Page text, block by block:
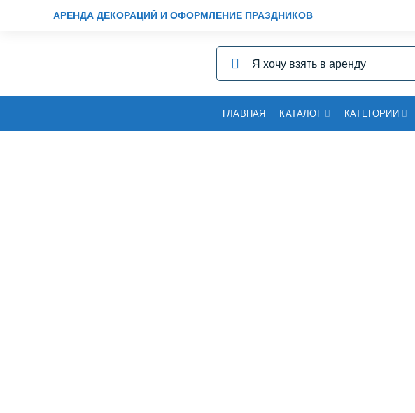
АРЕНДА ДЕКОРАЦИЙ И ОФОРМЛЕНИЕ ПРАЗДНИКОВ
ГЛАВНАЯ КАТАЛОГ КАТЕГОРИИ